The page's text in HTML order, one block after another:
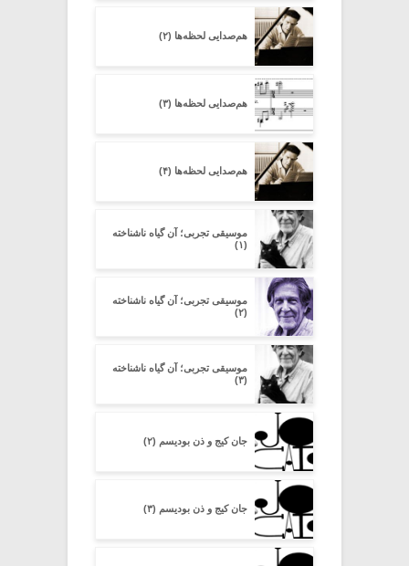
هم‌صدایی لحظه‌ها (۲)
هم‌صدایی لحظه‌ها (۳)
هم‌صدایی لحظه‌ها (۴)
موسیقی تجربی؛ آن گیاه ناشناخته
(۱)
موسیقی تجربی؛ آن گیاه ناشناخته
(۲)
موسیقی تجربی؛ آن گیاه ناشناخته
(۳)
جان کیج و ذن بودیسم (۲)
جان کیج و ذن بودیسم (۳)